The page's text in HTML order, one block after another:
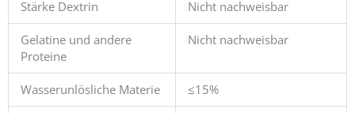
Stärke Dextrin Nicht nachweisbar
Gelatine und andere
Proteine
Nicht nachweisbar
Wasserunlösliche Materie ≤15%